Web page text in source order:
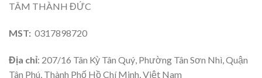
TÂM THÀNH ĐỨC
MST: 0317898720
Địa chỉ: 207/16 Tân Kỳ Tân Quý, Phường Tân Sơn Nhì, Quận
Tân Phú, Thành Phố Hồ Chí Minh, Việt Nam